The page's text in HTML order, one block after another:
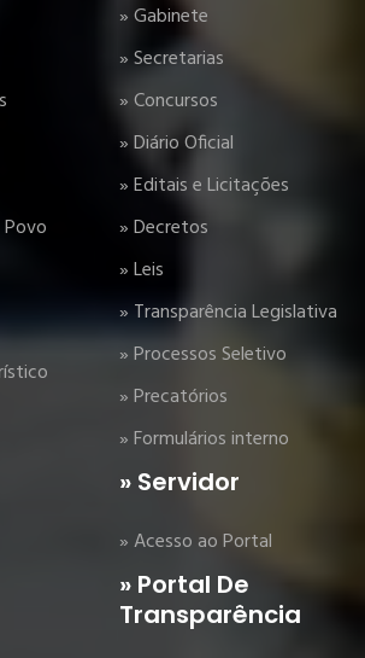
» Gabinete
» Secretarias
» Concursos
» Diário Oficial
» Editais e Licitações
» Decretos
» Leis
» Transparência Legislativa
» Processos Seletivo
» Precatórios
» Formulários interno
» Servidor
» Acesso ao Portal
» Portal De
Transparência